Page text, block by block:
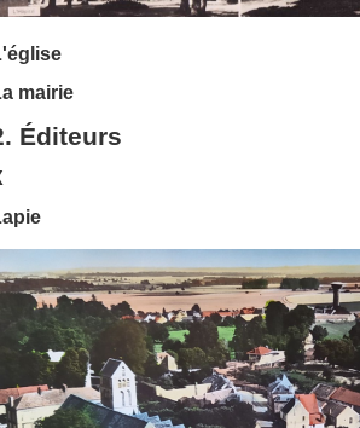
mairie
Éditeurs